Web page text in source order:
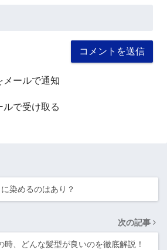
メールで通知
ルで受け取る
染めるのはあり？
次の記事
時、どんな髪型が良いのを徹底解説！